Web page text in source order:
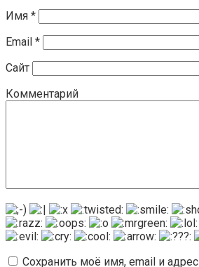
Имя *
Email *
Сайт
Комментарий
Сохранить моё имя, email и